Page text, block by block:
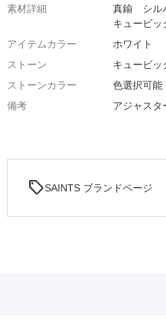
素材詳細
真鍮 シル
キュービッ
アイテムカラー
ホワイト
ストーン
キュービッ
ストーンカラー
色選択可能
備考
アジャス
sellSAINTS ブランドページ